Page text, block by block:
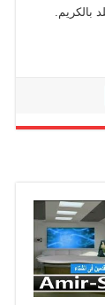
بالكريم.